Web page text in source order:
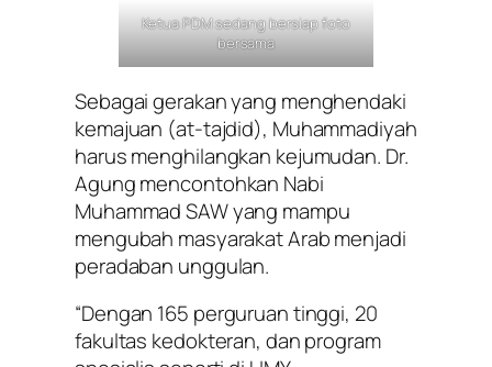
Ketua PDM sedang bersiap foto
bersama
Sebagai gerakan yang menghendaki
kemajuan (at-tajdid), Muhammadiyah
harus menghilangkan kejumudan. Dr.
Agung mencontohkan Nabi
Muhammad SAW yang mampu
mengubah masyarakat Arab menjadi
peradaban unggulan.
“Dengan 165 perguruan tinggi, 20
fakultas kedokteran, dan program